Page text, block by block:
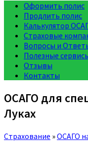
Оформить полис
Продлить полис
Калькулятор
Страховые
Вопросы и
Полезные
Отзывы
Контакты
ОСАГО для
Луках
Страхование »ОСАГО